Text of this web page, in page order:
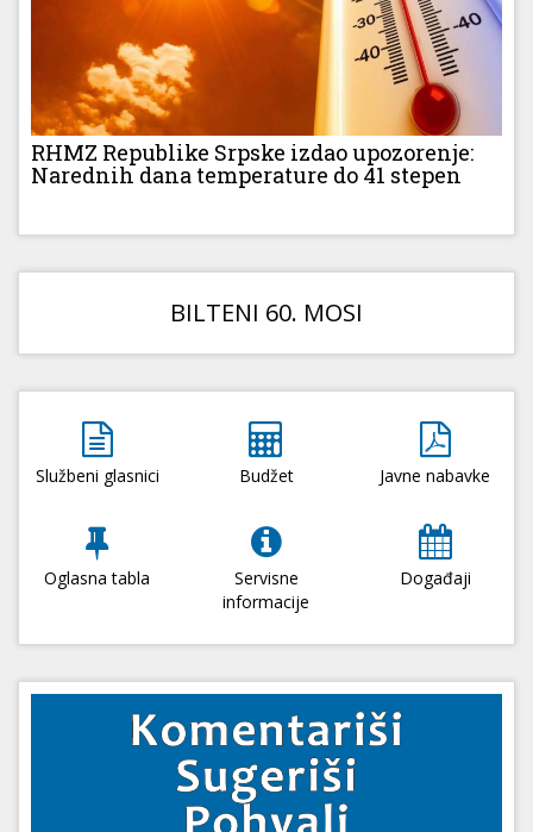
RHMZ Republike Srpske izdao upozorenje:
Narednih dana temperature do 41 stepen
BILTENI 60. MOSI
Službeni glasnici Budžet Javne nabavke
Oglasna tabla
Servisne
informacije
Događaji